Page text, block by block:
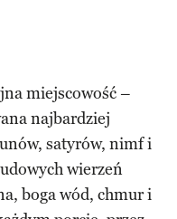
miejscowość –
najbardziej
satyrów, nimf i
wierzeń
boga wód, chmur i